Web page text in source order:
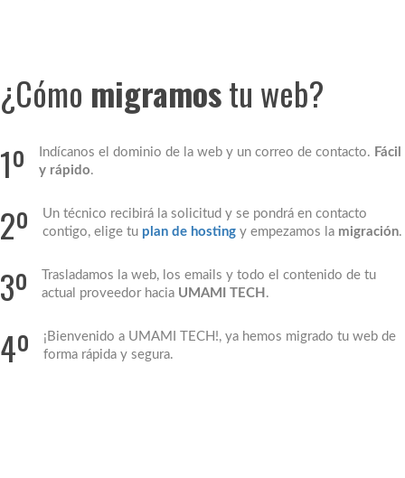
¿Cómo migramostu web?
1º
Indícanos el dominio de la web y un correo de contacto. Fácil
y rápido.
2º
Un técnico recibirá la solicitud y se pondrá en contacto
contigo, elige tu plan de hosting y empezamos la migración.
3º
Trasladamos la web, los emails y todo el contenido de tu
actual proveedor hacia UMAMI TECH .
4º
¡Bienvenido a UMAMI TECH!, ya hemos migrado tu web de
forma rápida y segura.